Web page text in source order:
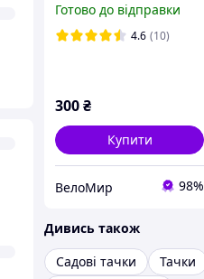
Готово до відправки
4.6 (10)
300₴
Купити
ВелоМир 98%
Дивись також
Садові тачки
Тачки